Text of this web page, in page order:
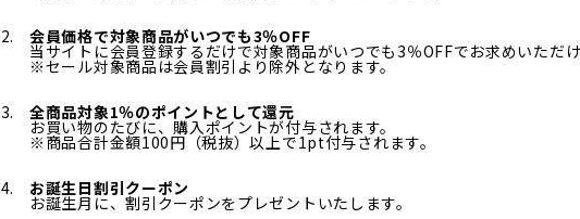
会員価格で対象商品がいつでも3％OFF
当サイトに会員登録するだけで対象商品がいつでも3％OFFでお求めいただ
※セール対象商品は会員割引より除外となります。
全商品対象1％のポイントとして還元
お買い物のたびに、購入ポイントが付与されます。
※商品合計金額100円（税抜）以上で1pt付与されます。
お誕生日割引クーポン
お誕生月に、割引クーポンをプレゼントいたします。